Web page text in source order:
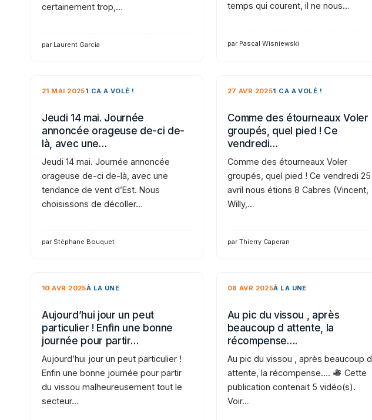
certainement trop,…
par Laurent Garcia
temps qui courent, il ne nous…
par Pascal Wisniewski
21 MAI 20251.CA A VOLÉ !
Jeudi 14 mai. Journée
annoncée orageuse de-ci de-
là, avec une…
Jeudi 14 mai. Journée annoncée
orageuse de-ci de-là, avec une
tendance de vent d’Est. Nous
choisissons de décoller…
par Stéphane Bouquet
27 AVR 20251.CA A VOLÉ !
Comme des étourneaux Voler
groupés, quel pied ! Ce
vendredi…
Comme des étourneaux Voler
groupés, quel pied ! Ce vendredi 25
avril nous étions 8 Cabres (Vincent,
Willy,…
par Thierry Caperan
10 AVR 2025À LA UNE
Aujourd’hui jour un peut
particulier ! Enfin une bonne
journée pour partir…
Aujourd’hui jour un peut particulier !
Enfin une bonne journée pour partir
du vissou malheureusement tout le
secteur…
08 AVR 2025À LA UNE
Au pic du vissou , après
beaucoup d attente, la
récompense….
Au pic du vissou , après beaucoup d
attente, la récompense….
Cette
publication contenait 5 vidéo(s).
Voir…